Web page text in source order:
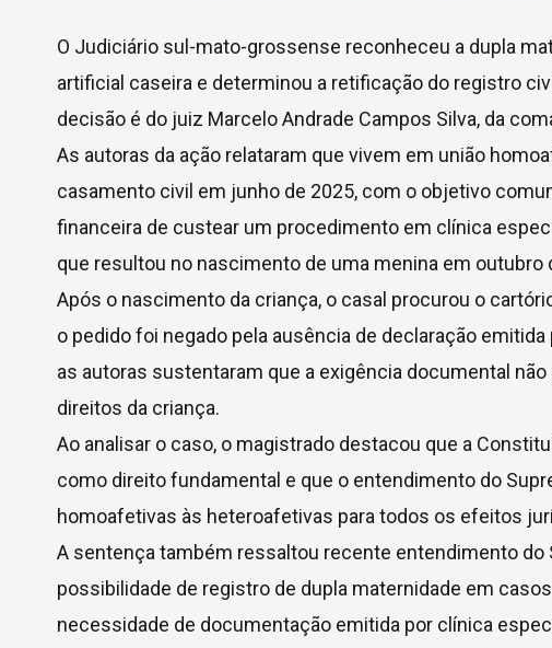
O Judiciário sul-mato-grossense reconheceu a dupla
artificial caseira e determinou a retificação do registro
decisão é do juiz Marcelo Andrade Campos Silva, da
As autoras da ação relataram que vivem em união
casamento civil em junho de 2025, com o objetivo
financeira de custear um procedimento em clínica
que resultou no nascimento de uma menina em outubro
Após o nascimento da criança, o casal procurou o
o pedido foi negado pela ausência de declaração
as autoras sustentaram que a exigência documental
direitos da criança.
Ao analisar o caso, o magistrado destacou que a
como direito fundamental e que o entendimento do
homoafetivas às heteroafetivas para todos os efeitos
A sentença também ressaltou recente entendimento do
possibilidade de registro de dupla maternidade em
necessidade de documentação emitida por clínica